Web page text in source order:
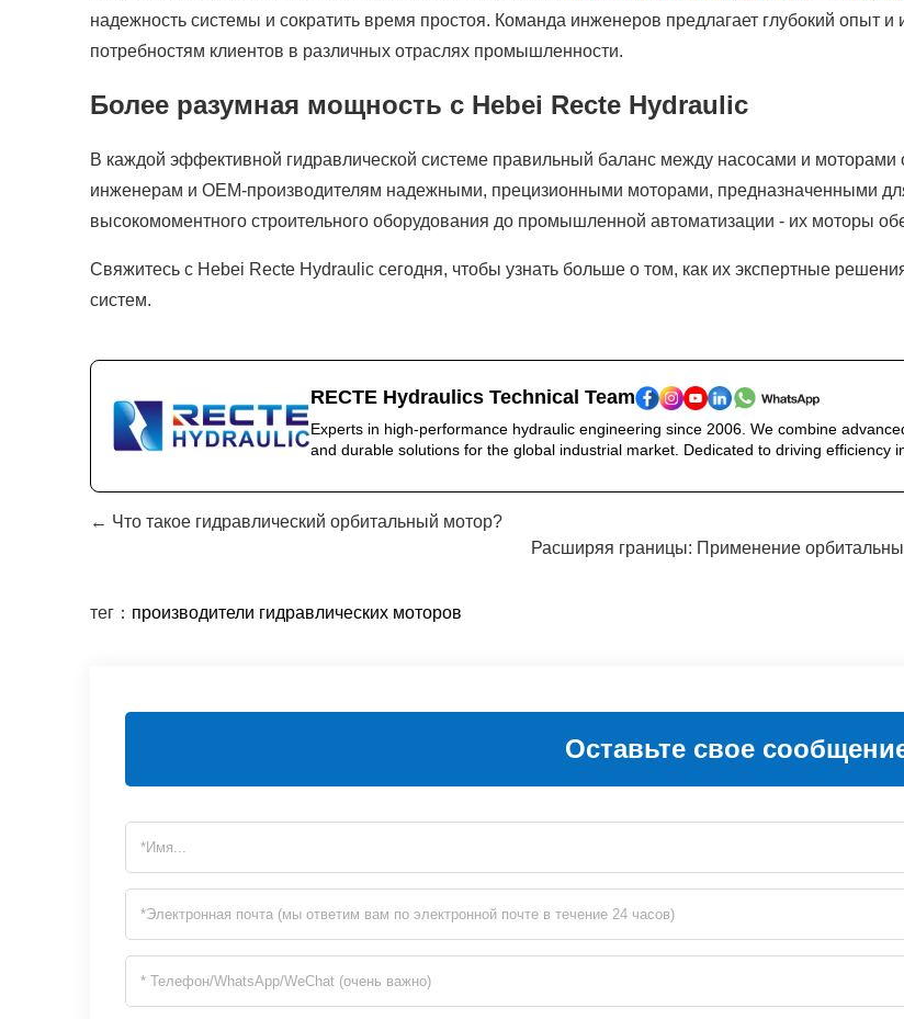
надежность системы и сократить время простоя. Команда инженеров предлагает глубокий опыт
потребностям клиентов в различных отраслях промышленности.
Более разумная мощность с Hebei Recte Hydraulic
В каждой эффективной гидравлической системе правильный баланс между насосами и
инженерам и OEM-производителям надежными, прецизионными моторами, предназначенными
высокомоментного строительного оборудования до промышленной автоматизации - их моторы
Свяжитесь с Hebei Recte Hydraulic сегодня, чтобы узнать больше о том, как их экспертные
систем.
RECTE Hydraulics Technical Team
Experts in high-performance hydraulic engineering since 2006. We combine
and durable solutions for the global industrial market. Dedicated to driving efficiency
← Что такое гидравлический орбитальный мотор?
Расширяя границы: Применение
тег： производители гидравлических моторов
Оставьте свое